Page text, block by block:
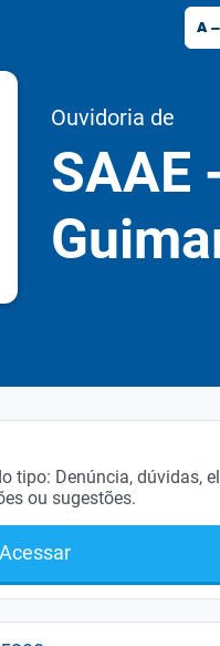
A
Ouvidoria de
SAAE
tipo: Denúncia, dúvidas,
ou sugestões.
Acessar